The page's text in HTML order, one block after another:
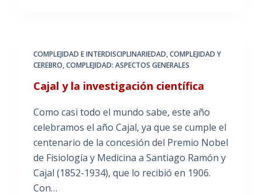
COMPLEJIDAD E INTERDISCIPLINARIEDAD,COMPLEJIDAD Y
CEREBRO,COMPLEJIDAD: ASPECTOS GENERALES
Cajal y la investigación científica
Como casi todo el mundo sabe, este año
celebramos el año Cajal, ya que se cumple el
centenario de la concesión del Premio Nobel
de Fisiología y Medicina a Santiago Ramón y
Cajal (1852-1934), que lo recibió en 1906.
Con…